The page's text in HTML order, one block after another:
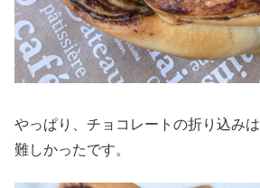
やっぱり、チョコレートの折り込みは
難しかったです。